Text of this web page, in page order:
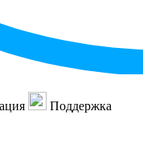
Поддержка